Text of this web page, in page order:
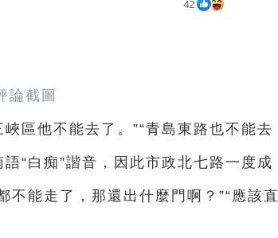
論截圖
區他不能去了。”“青島東路也不能去
“白痴”諧音，因此市政北七路一度成
不能走了，那還出什麼門啊？”“應該直